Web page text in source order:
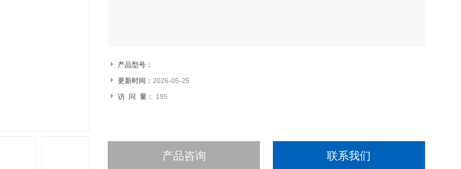
产品型号：
更新时间： 2026-05-25
访 问 量： 195
产品咨询 联系我们